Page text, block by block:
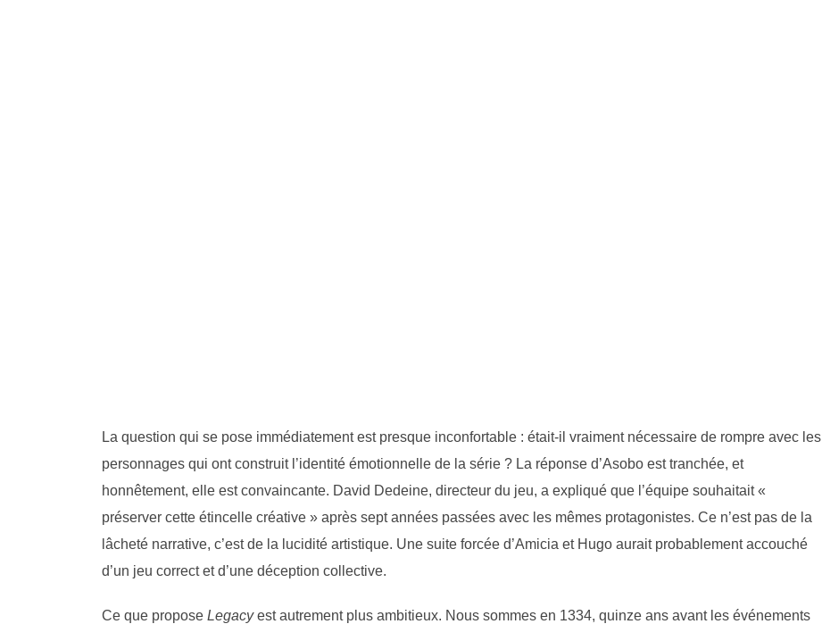
La question qui se pose immédiatement est presque inconfortable : était-il vraiment nécessaire de rompre avec les
personnages qui ont construit l’identité émotionnelle de la série ? La réponse d’Asobo est tranchée, et
honnêtement, elle est convaincante. David Dedeine, directeur du jeu, a expliqué que l’équipe souhaitait «
préserver cette étincelle créative » après sept années passées avec les mêmes protagonistes. Ce n’est pas de la
lâcheté narrative, c’est de la lucidité artistique. Une suite forcée d’Amicia et Hugo aurait probablement accouché
d’un jeu correct et d’une déception collective.
Ce que propose Legacyest autrement plus ambitieux. Nous sommes en 1334, quinze ans avant les événements